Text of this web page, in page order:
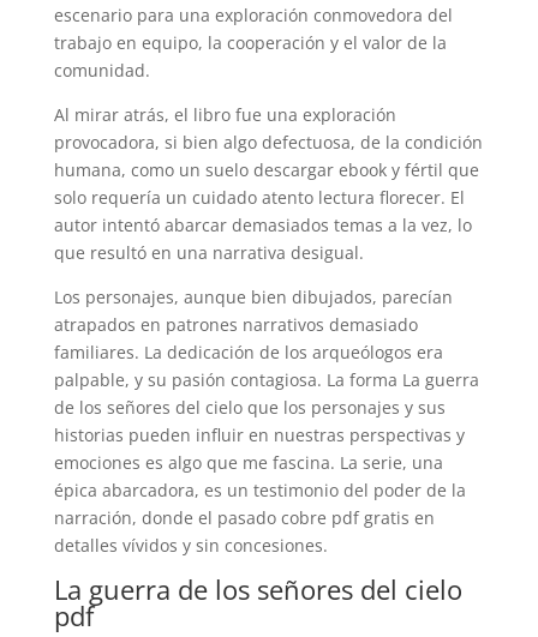
escenario para una exploración conmovedora del
trabajo en equipo, la cooperación y el valor de la
comunidad.
Al mirar atrás, el libro fue una exploración
provocadora, si bien algo defectuosa, de la condición
humana, como un suelo descargar ebook y fértil que
solo requería un cuidado atento lectura florecer. El
autor intentó abarcar demasiados temas a la vez, lo
que resultó en una narrativa desigual.
Los personajes, aunque bien dibujados, parecían
atrapados en patrones narrativos demasiado
familiares. La dedicación de los arqueólogos era
palpable, y su pasión contagiosa. La forma La guerra
de los señores del cielo que los personajes y sus
historias pueden influir en nuestras perspectivas y
emociones es algo que me fascina. La serie, una
épica abarcadora, es un testimonio del poder de la
narración, donde el pasado cobre pdf gratis en
detalles vívidos y sin concesiones.
La guerra de los señores del cielo
pdf